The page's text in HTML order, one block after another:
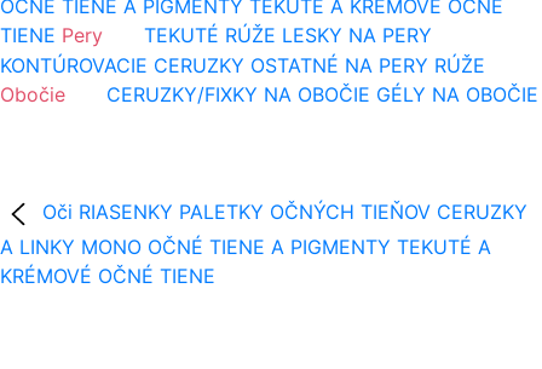
OČNÉ TIENE A PIGMENTY TEKUTÉ A KRÉMOVÉ OČNÉ
TIENE Pery TEKUTÉ RÚŽE LESKY NA PERY
KONTÚROVACIE CERUZKY OSTATNÉ NA PERY RÚŽE
Obočie
CERUZKY/FIXKY NA OBOČIE GÉLY NA OBOČIE
Oči RIASENKY PALETKY OČNÝCH TIEŇOV CERUZKY
A LINKY MONO OČNÉ TIENE A PIGMENTY TEKUTÉ A
KRÉMOVÉ OČNÉ TIENE